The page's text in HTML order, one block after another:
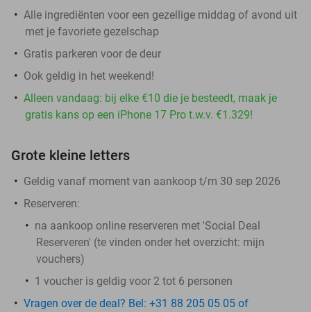
Alle ingrediënten voor een gezellige middag of avond uit
met je favoriete gezelschap
Gratis parkeren voor de deur
Ook geldig in het weekend!
Alleen vandaag: bij elke €10 die je besteedt, maak je
gratis kans op een iPhone 17 Pro t.w.v. €1.329!
Grote kleine letters
Geldig vanaf moment van aankoop t/m 30 sep 2026
Reserveren:
na aankoop online reserveren met 'Social Deal
Reserveren' (te vinden onder het overzicht: mijn
vouchers)
1 voucher is geldig voor 2 tot 6 personen
Vragen over de deal? Bel: +31 88 205 05 05 of